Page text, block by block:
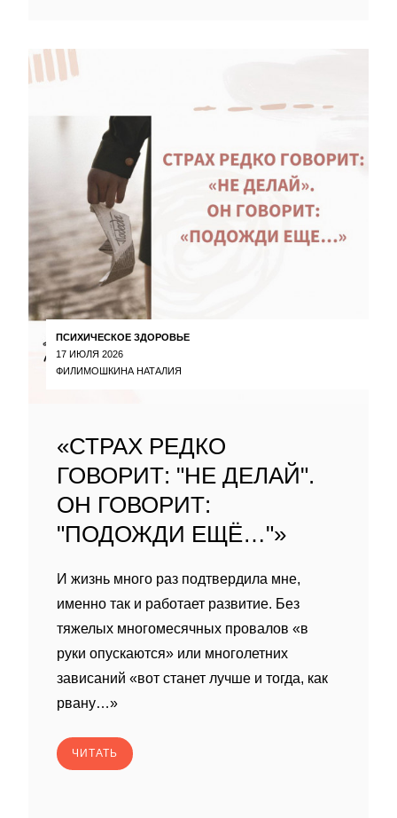
ПСИХИЧЕСКОЕ ЗДОРОВЬЕ
17 ИЮЛЯ 2026
ФИЛИМОШКИНА НАТАЛИЯ
«СТРАХ РЕДКО
ГОВОРИТ: "НЕ ДЕЛАЙ".
ОН ГОВОРИТ:
"ПОДОЖДИ ЕЩЁ…"»
И жизнь много раз подтвердила мне,
именно так и работает развитие. Без
тяжелых многомесячных провалов «в
руки опускаются» или многолетних
зависаний «вот станет лучше и тогда, как
рвану…»
ЧИТАТЬ